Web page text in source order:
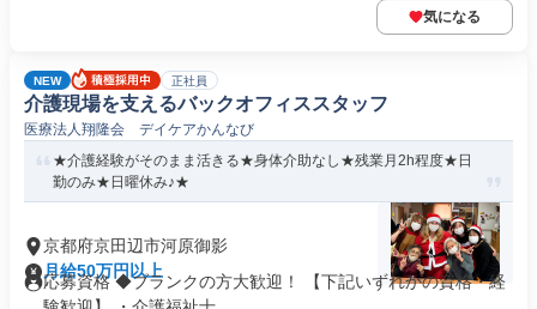
気になる
NEW 正社員
介護現場を支えるバックオフィススタッフ
医療法人翔隆会 デイケアかんなび
★介護経験がそのまま活きる★身体介助なし★残業月2h程度★日
勤のみ★日曜休み♪★
京都府京田辺市河原御影
月給50万円以上
応募資格 ◆ブランクの方大歓迎！ 【下記いずれかの資格・経